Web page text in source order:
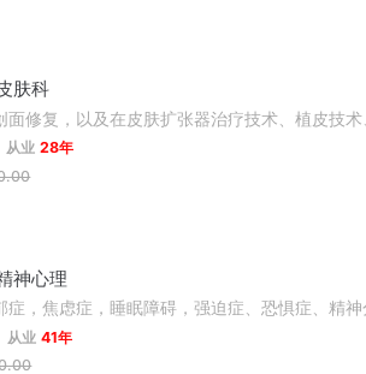
肤科
修复，以及在皮肤扩张器治疗技术、植皮技
从业 28年
神心理
，焦虑症，睡眠障碍，强迫症、恐惧症、精
从业 41年